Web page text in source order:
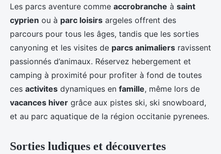
Les parcs aventure comme accrobranche à saint
cyprien ou à parc loisirs argeles offrent des
parcours pour tous les âges, tandis que les sorties
canyoning et les visites de parcs animaliers ravissent
passionnés d’animaux. Réservez hebergement et
camping à proximité pour profiter à fond de toutes
ces activites dynamiques en famille, même lors de
vacances hiver grâce aux pistes ski, ski snowboard,
et au parc aquatique de la région occitanie pyrenees.
Sorties ludiques et découvertes